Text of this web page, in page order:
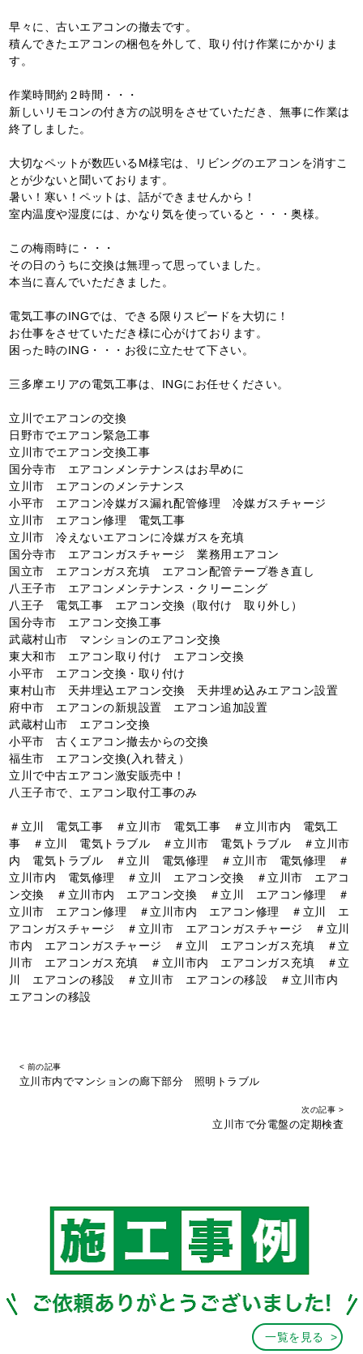
早々に、古いエアコンの撤去です。
積んできたエアコンの梱包を外して、取り付け作業にかかりま
す。
作業時間約２時間・・・
新しいリモコンの付き方の説明をさせていただき、無事に作業は
終了しました。
大切なペットが数匹いるM様宅は、リビングのエアコンを消すこ
とが少ないと聞いております。
暑い！寒い！ペットは、話ができませんから！
室内温度や湿度には、かなり気を使っていると・・・奥様。
この梅雨時に・・・
その日のうちに交換は無理って思っていました。
本当に喜んでいただきました。
電気工事のINGでは、できる限りスピードを大切に！
お仕事をさせていただき様に心がけております。
困った時のING・・・お役に立たせて下さい。
三多摩エリアの電気工事は、INGにお任せください。
立川でエアコンの交換
日野市でエアコン緊急工事
立川市でエアコン交換工事
国分寺市 エアコンメンテナンスはお早めに
立川市 エアコンのメンテナンス
小平市 エアコン冷媒ガス漏れ配管修理 冷媒ガスチャージ
立川市 エアコン修理 電気工事
立川市 冷えないエアコンに冷媒ガスを充填
国分寺市 エアコンガスチャージ 業務用エアコン
国立市 エアコンガス充填 エアコン配管テープ巻き直し
八王子市 エアコンメンテナンス・クリーニング
八王子 電気工事 エアコン交換（取付け 取り外し）
国分寺市 エアコン交換工事
武蔵村山市 マンションのエアコン交換
東大和市 エアコン取り付け エアコン交換
小平市 エアコン交換・取り付け
東村山市 天井埋込エアコン交換 天井埋め込みエアコン設置
府中市 エアコンの新規設置 エアコン追加設置
武蔵村山市 エアコン交換
小平市 古くエアコン撤去からの交換
福生市 エアコン交換(入れ替え）
立川で中古エアコン激安販売中！
八王子市で、エアコン取付工事のみ
＃立川 電気工事 ＃立川市 電気工事 ＃立川市内 電気工
事 ＃立川 電気トラブル ＃立川市 電気トラブル ＃立川市
内 電気トラブル ＃立川 電気修理 ＃立川市 電気修理 ＃
立川市内 電気修理 ＃立川 エアコン交換 ＃立川市 エアコ
ン交換 ＃立川市内 エアコン交換 ＃立川 エアコン修理 ＃
立川市 エアコン修理 ＃立川市内 エアコン修理 ＃立川 エ
アコンガスチャージ ＃立川市 エアコンガスチャージ ＃立川
市内 エアコンガスチャージ ＃立川 エアコンガス充填 ＃立
川市 エアコンガス充填 ＃立川市内 エアコンガス充填 ＃立
川 エアコンの移設 ＃立川市 エアコンの移設 ＃立川市内
エアコンの移設
< 前の記事
立川市内でマンションの廊下部分 照明トラブル
次の記事 >
立川市で分電盤の定期検査
一覧を見る